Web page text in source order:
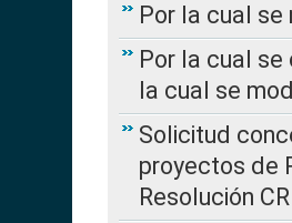
Por la cual se
Por la cual se
la cual se
Solicitud
proyectos de
Resolución